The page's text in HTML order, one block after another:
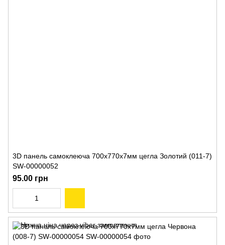
3D панель самоклеюча 700х770х7мм цегла Золотий (011-7)
SW-00000052
95.00 грн